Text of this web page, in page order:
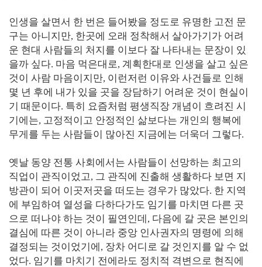
인생을 살면서 한 번은 들어봤을 정도로 유명한 고전 문
구는 아니지만, 한곳에 오래 정착해서 살아가기가 어려
운 현대 사람들의 처지를 이보다 잘 나타내는 문장이 있
을까 싶다. 마음 먹은대로, 계획한대로 인생을 살고 싶은
것이 사람 마음이지만, 이런저런 이유와 사건들로 인해
몇 년 후에 내가 있을 곳을 장담하기 어려운 것이 현실이
기 때문이다. 특히 요즘처럼 평생직장 개념이 흐려진 시
기에는, 고정적이고 안정적인 삶보다는 개인의 행복에
무게를 두는 사람들이 많아진 지금에는 더욱더 그렇다.
옛날 동양 전통 사회에서는 사람들이 선망하는 최고의
직업이 관직이었고, 그 관직에 진출해 생활하다 보면 지
방관이 되어 이곳저곳을 떠도는 경우가 많았다. 한 지역
에 부임하여 열성을 다하다가도 임기를 마치면 다른 곳
으로 떠나야 하는 것이 필연인데, 다음에 갈 곳은 본인의
결심에 따른 것이 아니라 중앙 인사권자의 명령에 의해
결정되는 것이었기에, 장차 어디로 갈 것인지를 알 수 없
었다. 임기를 마치기 전에라도 정치적 격변으로 현직에